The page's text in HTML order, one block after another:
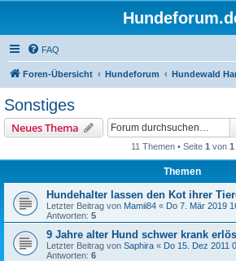
FAQ
Foren-Übersicht Hundeforum Hundewald
Sonstiges
Neues Thema
11 Themen • Seite 1 von 1
Themen
Hundehalter lassen den Kot ihrer
Letzter Beitrag von Mamii84 « Do 7. Mär 2019
Antworten: 5
9 Jahre alter Hund schwer krank
Letzter Beitrag von Saphira « Do 15. Dez 2011
Antworten: 6